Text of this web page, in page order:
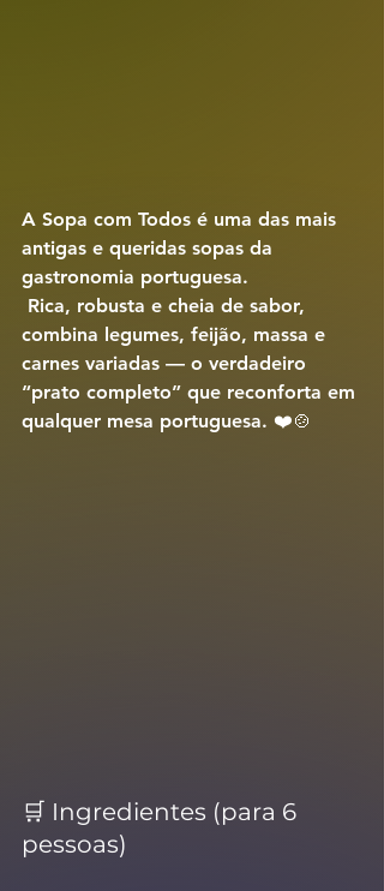
A Sopa com Todos é uma das mais
antigas e queridas sopas da
gastronomia portuguesa.
combina legumes, feijão, massa e
carnes variadas — o verdadeiro
“prato completo” que reconforta em
qualquer mesa portuguesa. ❤️🍲
🛒 Ingredientes (para 6
pessoas)